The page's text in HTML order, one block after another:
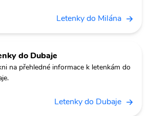
Letenky do Milána
do Dubaje
na přehledné informace k letenkám do
Letenky do Dubaje